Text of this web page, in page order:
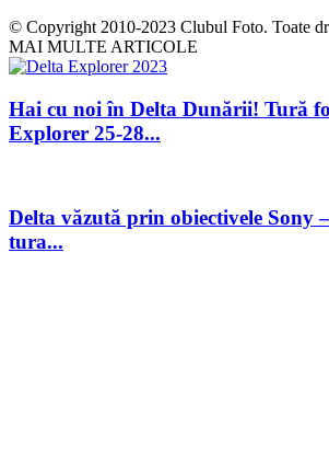
© Copyright 2010-2023 Clubul Foto. Toate
MAI MULTE ARTICOLE
Hai cu noi în Delta Dunării! Tură
Explorer 25-28...
Delta văzută prin obiectivele Sony
tura...